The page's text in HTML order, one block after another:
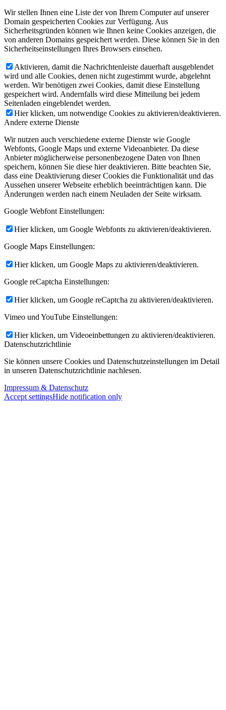
Wir stellen Ihnen eine Liste der von Ihrem Computer auf unserer
Domain gespeicherten Cookies zur Verfügung. Aus
Sicherheitsgründen können wie Ihnen keine Cookies anzeigen, die
von anderen Domains gespeichert werden. Diese können Sie in den
Sicherheitseinstellungen Ihres Browsers einsehen.
Aktivieren, damit die Nachrichtenleiste dauerhaft ausgeblendet
wird und alle Cookies, denen nicht zugestimmt wurde, abgelehnt
werden. Wir benötigen zwei Cookies, damit diese Einstellung
gespeichert wird. Andernfalls wird diese Mitteilung bei jedem
Seitenladen eingeblendet werden.
Hier klicken, um notwendige Cookies zu aktivieren/deaktivieren.
Andere externe Dienste
Wir nutzen auch verschiedene externe Dienste wie Google
Webfonts, Google Maps und externe Videoanbieter. Da diese
Anbieter möglicherweise personenbezogene Daten von Ihnen
speichern, können Sie diese hier deaktivieren. Bitte beachten Sie,
dass eine Deaktivierung dieser Cookies die Funktionalität und das
Aussehen unserer Webseite erheblich beeinträchtigen kann. Die
Änderungen werden nach einem Neuladen der Seite wirksam.
Google Webfont Einstellungen:
Hier klicken, um Google Webfonts zu aktivieren/deaktivieren.
Google Maps Einstellungen:
Hier klicken, um Google Maps zu aktivieren/deaktivieren.
Google reCaptcha Einstellungen:
Hier klicken, um Google reCaptcha zu aktivieren/deaktivieren.
Vimeo und YouTube Einstellungen:
Hier klicken, um Videoeinbettungen zu aktivieren/deaktivieren.
Datenschutzrichtlinie
Sie können unsere Cookies und Datenschutzeinstellungen im Detail
in unseren Datenschutzrichtlinie nachlesen.
Impressum & Datenschutz
Accept settingsHide notification only